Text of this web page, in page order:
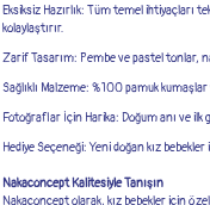
Eksiksiz Hazırlık: Tüm temel ihtiyaçları
kolaylaştırır.
Zarif Tasarım: Pembe ve pastel tonlar,
Sağlıklı Malzeme: %100 pamuk
Fotoğraflar İçin Harika: Doğum anı ve
Hediye Seçeneği: Yeni doğan kız
Nakaconcept Kalitesiyle Tanışın
Nakaconcept olarak, kız bebekler için